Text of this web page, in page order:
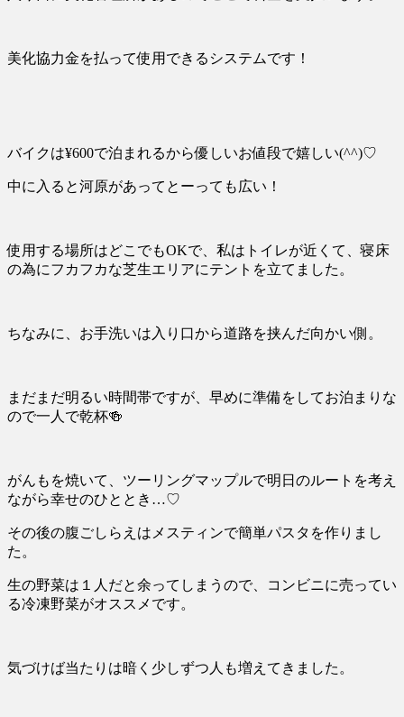
美化協力金を払って使用できるシステムです！
バイクは¥600で泊まれるから優しいお値段で嬉しい(^^)♡
中に入ると河原があってとーっても広い！
使用する場所はどこでもOKで、 私はトイレが近くて、寝床
の為にフカフカな芝生エリアにテントを立てました。
ちなみに、お手洗いは入り口から道路を挟んだ向かい側。
まだまだ明るい時間帯ですが、早めに準備をしてお泊まりな
ので一人で乾杯🍻
がんもを焼いて、ツーリングマップルで明日のルートを考え
ながら幸せのひととき …♡
その後の腹ごしらえはメスティンで簡単パスタを作りまし
た。
生の野菜は１人だと余ってしまうので、コンビニに売ってい
る冷凍野菜がオススメです。
気づけば当たりは暗く少しずつ人も増えてきました。